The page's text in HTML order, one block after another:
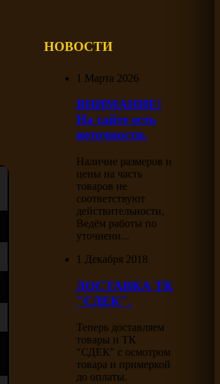
НОВОСТИ
1 Марта 2026
ВНИМАНИЕ!
На сайте есть
неточности.
Наличие размеров и
цены на часть
товаров не
соответствуют
действительности,
Ведём работы по
уточнени...
1 Декабря 2018
ДОСТАВКА ТК
"СДЕК".
Теперь доставляем
товары и ТК
"СДЕК" с осмотром
товара и примеркой
до оплаты.